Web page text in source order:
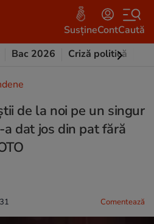
SusțineContCaută
Bac 2026 Criză politică
de la noi pe un singur
dat jos din pat fără
Comentează